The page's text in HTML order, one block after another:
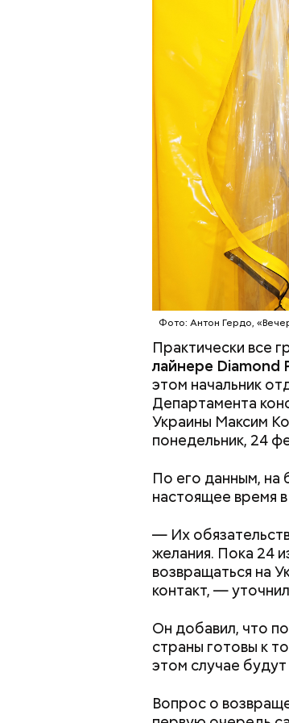
Фото: Антон Гердо,
Практически все
лайнере Diamond
этом начальник
Департамента
Украины Максим
понедельник, 24
По его данным, на
настоящее время
— Их
желания. Пока 24
возвращаться на
контакт, —
Он добавил, что
страны готовы к
этом случае
Вопрос о
Часы
По мнению
политологов
раз передвигали,
Не спорю, есть и
расширения
дешевле. Но в
ДРУГОЕ МНЕНИЕ